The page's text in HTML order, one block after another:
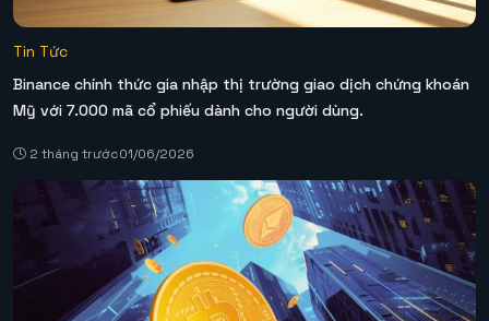
Tin Tức
Binance chính thức gia nhập thị trường giao dịch chứng khoán
Mỹ với 7.000 mã cổ phiếu dành cho người dùng.
2 tháng trước01/06/2026